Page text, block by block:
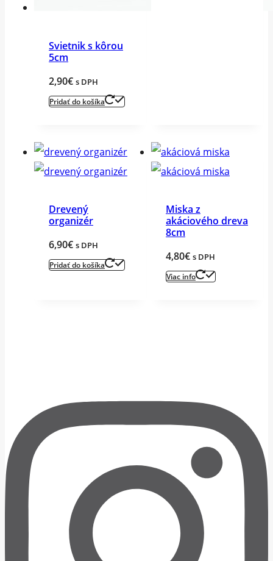
Svietnik s kôrou
5cm
2,90€ s DPH
Pridať do košíka
Drevený
organizér
6,90€ s DPH
Pridať do košíka
Miska z
akáciového dreva
8cm
4,80€ s DPH
Viac info